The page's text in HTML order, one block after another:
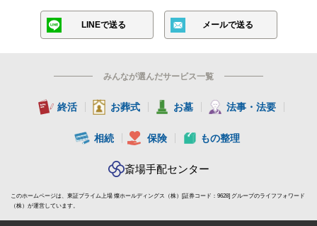
LINEで送る メールで送る
みんなが選んだサービス一覧
終活 お葬式 お墓 法事・法要
相続 保険 もの整理
斎場手配センター
このホームページは、東証プライム上場 燦ホールディングス（株）[証券コード：9628] グループのライフフォワード
（株）が運営しています。